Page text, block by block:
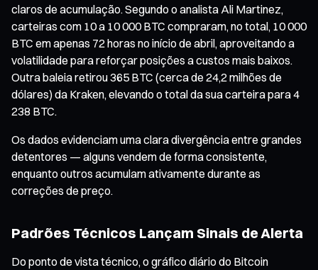
claros de acumulação. Segundo o analista Ali Martinez,
carteiras com 10 a 10 000 BTC compraram, no total, 10 000
BTC em apenas 72 horas no início de abril, aproveitando a
volatilidade para reforçar posições a custos mais baixos.
Outra baleia retirou 365 BTC (cerca de 24,2 milhões de
dólares) da Kraken, elevando o total da sua carteira para 4
238 BTC.
Os dados evidenciam uma clara divergência entre grandes
detentores — alguns vendem de forma consistente,
enquanto outros acumulam ativamente durante as
correções de preço.
Padrões Técnicos Lançam Sinais de Alerta
Do ponto de vista técnico, o gráfico diário do Bitcoin